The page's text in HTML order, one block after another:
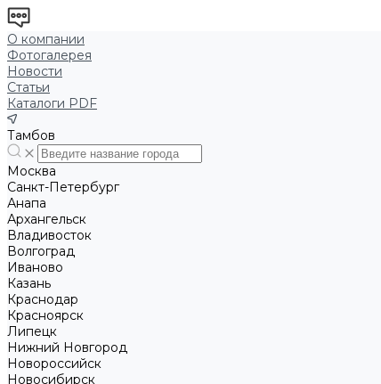
О компании
Фотогалерея
Новости
Статьи
Каталоги PDF
Тамбов
Москва
Санкт-Петербург
Анапа
Архангельск
Владивосток
Волгоград
Иваново
Казань
Краснодар
Красноярск
Липецк
Нижний Новгород
Новороссийск
Новосибирск